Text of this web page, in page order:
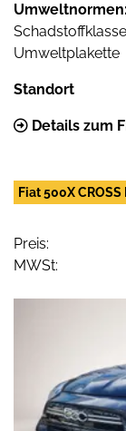
Umweltnormen:
Schadstoffklasse
Umweltplakette
Standort
Details zum
Fiat 500X
Preis:
MWSt: